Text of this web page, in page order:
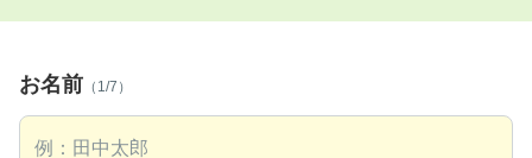
お名前 （1/7）